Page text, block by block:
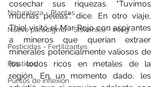
Naturaleza - Plantas
Nuevo paradigma - Sistémico - Integ
Pesticidas - Fertilizantes
Plásticos
Puntos de inflexión
cosechar sus riquezas. "Tuvimos
muchas peleas", dice. En otro viaje,
Thiel visitó el Mar Rojo con aspirantes
a mineros que querían extraer
minerales potencialmente valiosos de
los lodos ricos en metales de la
región. En un momento dado, les